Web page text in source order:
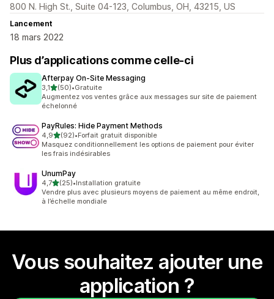
800 N. High St., Suite 04-123, Columbus, OH, 43215, US
Lancement
18 mars 2022
Plus d’applications comme celle-ci
Afterpay On‑Site Messaging
3,1étoile(s) sur 5
(50)
50 avis au total
•Gratuite
Augmentez vos ventes grâce aux messages sur site de paiement
échelonné
PayRules: Hide Payment Methods
4,9étoile(s) sur 5
(92)
92 avis au total
•Forfait gratuit disponible
Masquez conditionnellement les options de paiement pour éviter
les frais indésirables
UnumPay
4,7étoile(s) sur 5
(25)
25 avis au total
•Installation gratuite
Vendre plus avec plusieurs moyens de paiement au même endroit,
à l’échelle mondiale
Vous souhaitez ajouter une
application ?